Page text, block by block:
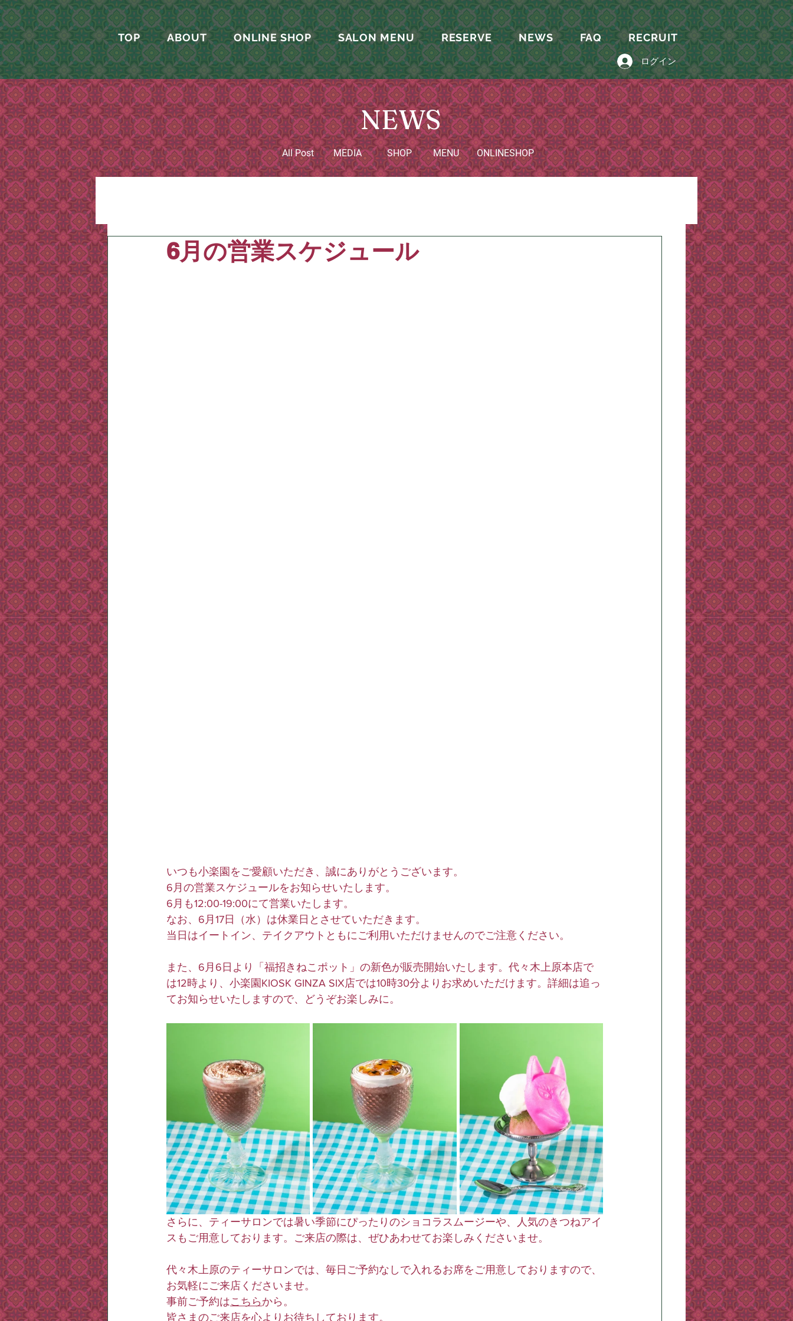
TOP ABOUT ONLINE SHOP SALON MENU RESERVE NEWS FAQ RECRUIT
ログイン
NEWS
All Post MEDIA SHOP MENU ​ONLINESHOP
6月の営業スケジュール
いつも小楽園をご愛顧いただき、誠にありがとうございます。
6月の営業スケジュールをお知らせいたします。
6月も12:00-19:00にて営業いたします。
なお、6月17日（水）は休業日とさせていただきます。
当日はイートイン、テイクアウトともにご利用いただけませんのでご注意ください。
また、6月6日より「福招きねこポット」の新色が販売開始いたします。代々木上原本店で
は12時より、小楽園KIOSK GINZA SIX店では10時30分よりお求めいただけます。詳細は追っ
てお知らせいたしますので、どうぞお楽しみに。
さらに、ティーサロンでは暑い季節にぴったりのショコラスムージーや、人気のきつねアイ
スもご用意しております。ご来店の際は、ぜひあわせてお楽しみくださいませ。
代々木上原のティーサロンでは、毎日ご予約なしで入れるお席をご用意しておりますので、
お気軽にご来店くださいませ。
事前ご予約はこちら から。
皆さまのご来店を心よりお待ちしております。